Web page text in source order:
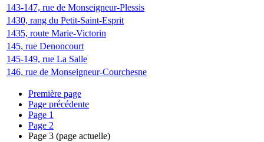
143-147, rue de Monseigneur-Plessis
1430, rang du Petit-Saint-Esprit
1435, route Marie-Victorin
145, rue Denoncourt
145-149, rue La Salle
146, rue de Monseigneur-Courchesne
Première page
Page précédente
Page 1
Page 2
Page 3 (page actuelle)